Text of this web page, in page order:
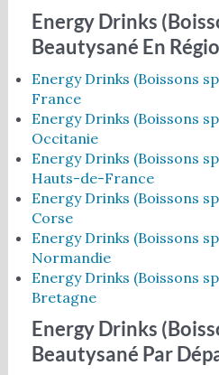
Energy Drinks
Beautysané En
Energy Drinks (Boissons
France
Energy Drinks (Boissons
Occitanie
Energy Drinks (Boissons
Hauts-de-France
Energy Drinks (Boissons
Corse
Energy Drinks (Boissons
Normandie
Energy Drinks (Boissons
Bretagne
Energy Drinks
Beautysané Par